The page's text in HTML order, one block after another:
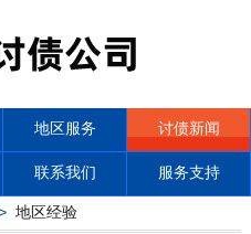
地区服务 讨债新闻
联系我们 服务支持
地区经验